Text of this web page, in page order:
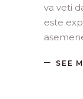
va veti
este
SEE